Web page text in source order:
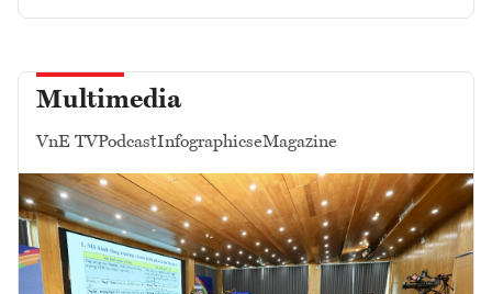
Multimedia
VnE TVPodcastInfographicseMagazine